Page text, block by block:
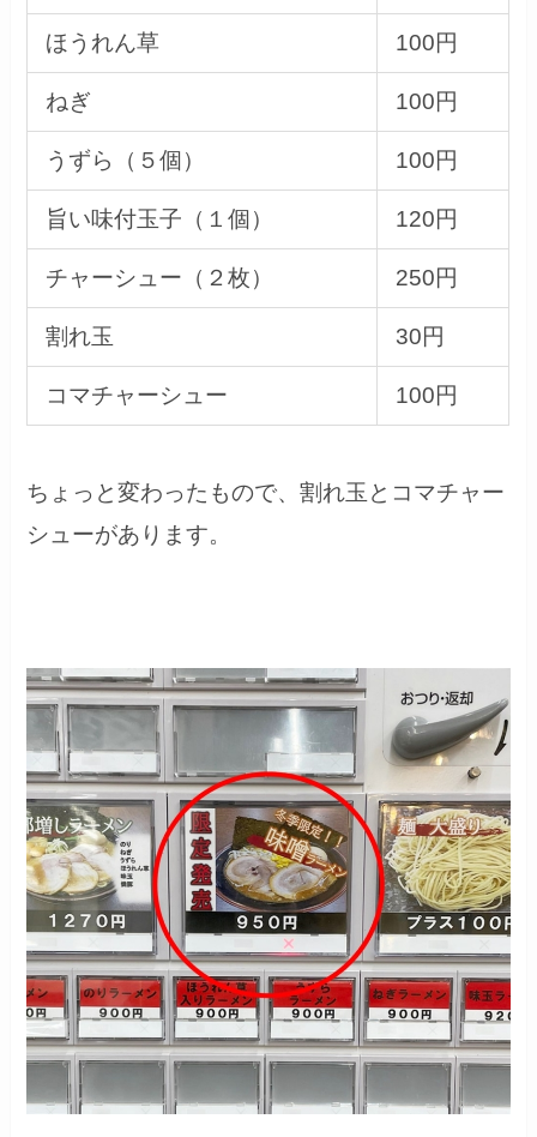
ほうれん草 100円
ねぎ 100円
うずら（５個） 100円
旨い味付玉子（１個） 120円
チャーシュー（２枚） 250円
割れ玉 30円
コマチャーシュー 100円
ちょっと変わったもので、割れ玉とコマチャー
シューがあります。